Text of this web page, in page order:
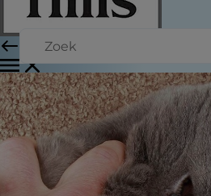
Amy Shojai
Juni 01, 2022